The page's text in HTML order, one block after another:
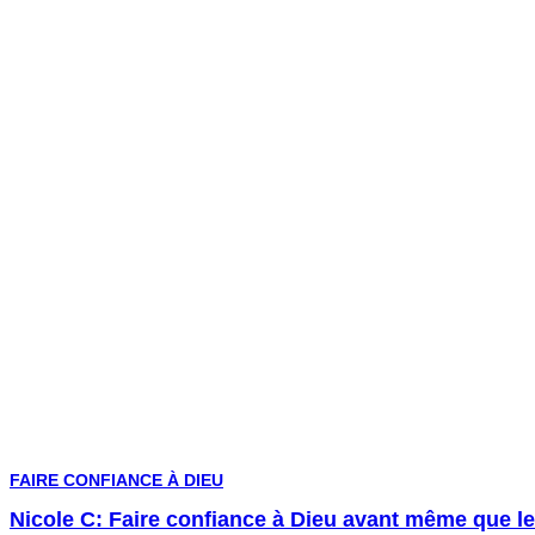
FAIRE CONFIANCE À DIEU
Nicole C: Faire confiance à Dieu avant même que